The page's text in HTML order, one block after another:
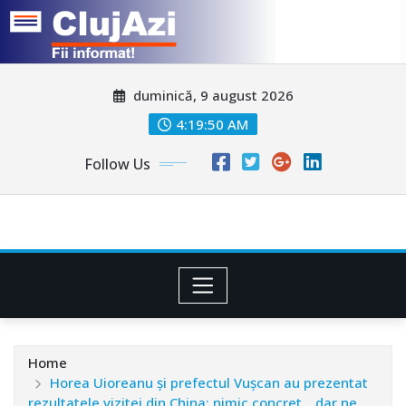
duminică, 9 august 2026
4:19:52 AM
Follow Us
Home
Horea Uioreanu și prefectul Vușcan au prezentat